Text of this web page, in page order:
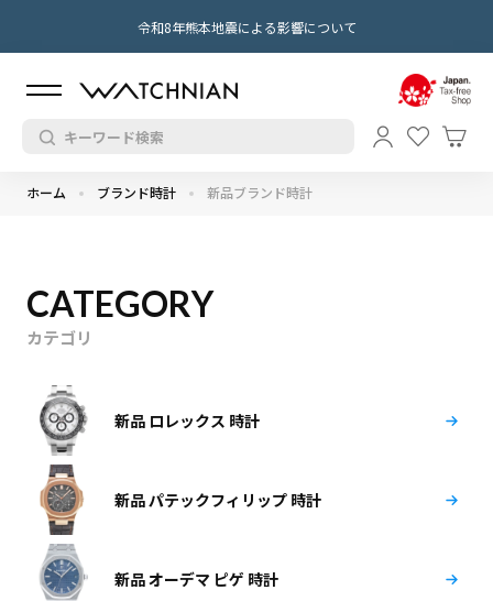
令和8年熊本地震による影響について
ホーム ブランド時計 新品ブランド時計
CATEGORY
カテゴリ
新品 ロレックス 時計
新品 パテックフィリップ 時計
新品 オーデマ ピゲ 時計